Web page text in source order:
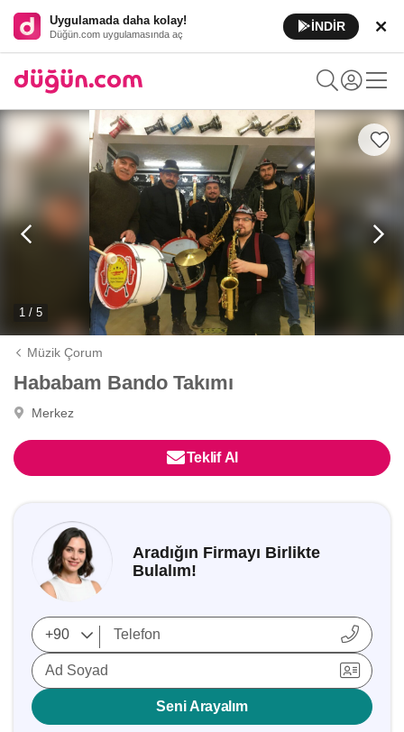
Uygulamada daha kolay!
Düğün.com uygulamasında aç
İNDİR
1 / 5
Müzik Çorum
Hababam Bando Takımı
Merkez
Teklif Al
Aradığın Firmayı Birlikte
Bulalım!
Ad Soyad
Seni Arayalım